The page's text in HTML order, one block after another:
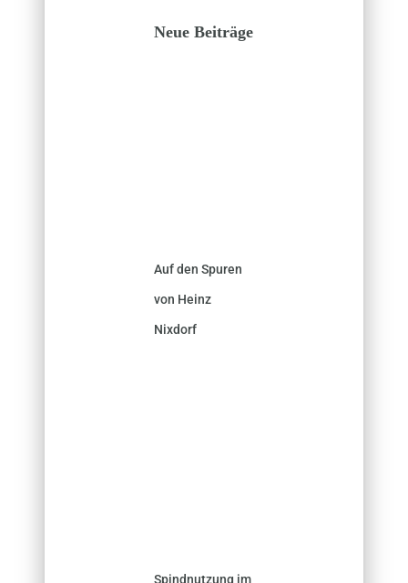
Neue Beiträge
Auf den Spuren
von Heinz
Nixdorf
Spindnutzung im